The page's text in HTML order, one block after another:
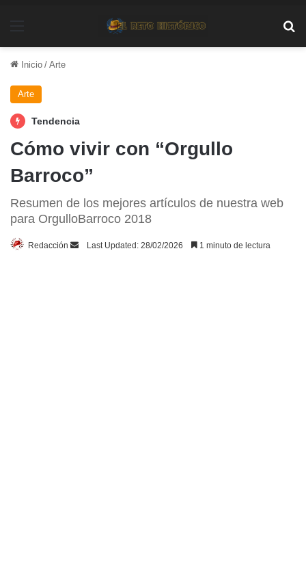
Inicio / Arte
Arte
Tendencia
Cómo vivir con “Orgullo
Barroco”
Resumen de los mejores artículos de nuestra web
para OrgulloBarroco 2018
Redacción
SendLast Updated: 28/02/2026 1 minuto de lectura